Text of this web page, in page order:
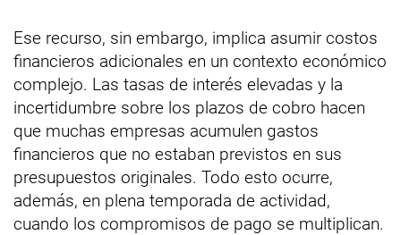
Ese recurso, sin embargo, implica asumir costos
financieros adicionales en un contexto económico
complejo. Las tasas de interés elevadas y la
incertidumbre sobre los plazos de cobro hacen
que muchas empresas acumulen gastos
financieros que no estaban previstos en sus
presupuestos originales. Todo esto ocurre,
además, en plena temporada de actividad,
cuando los compromisos de pago se multiplican.